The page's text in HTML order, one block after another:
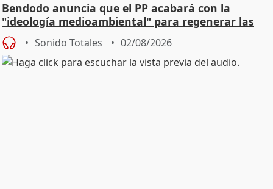
Bendodo anuncia que el PP acabará con la
"ideología medioambiental" para regenerar las
playas
Sonido Totales 02/08/2026